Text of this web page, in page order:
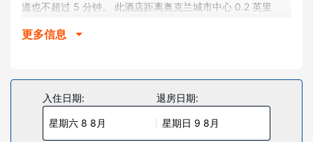
道也不超过 5 分钟。 此酒店距离奥克兰城市中心 0.2 英里
客房
适。提供免费无线网络，方便您与朋友保持联系；卫星频道可
满足您的娱乐需求。配备淋浴设施的私人浴室提供大花洒淋浴
喷头和免费洗浴用品。便利设施包括可存放笔记本电脑的保险
箱和书桌，以及带有免费市内通话的电话。
更多信息
入住日期:
星期六 8 8月
退房日期:
星期日 9 8月